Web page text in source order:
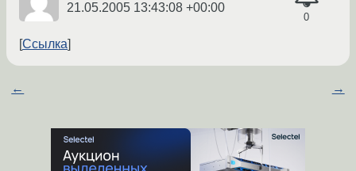
0
21.05.2005 13:43:08 +00:00
Ссылка
← →